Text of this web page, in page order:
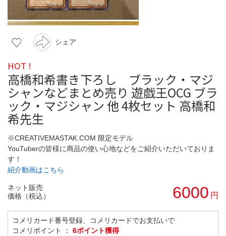
シェア
HOT !
高橋和希書き下ろし ブラック・マジ
シャンなどまとめ売り 遊戯王OCG ブラ
ック・マジシャン 他 4枚セット 高橋和
希先生
※CREATIVEMASTAK.COM 限定モデル
YouTuberの皆様に商品の使い心地などをご紹介いただいておりま
す！
紹介動画はこちら
ネット販売
価格（税込）
6000 円
コメリカード番号登録、コメリカードでお支払いで
コメリポイント ： 6ポイント獲得